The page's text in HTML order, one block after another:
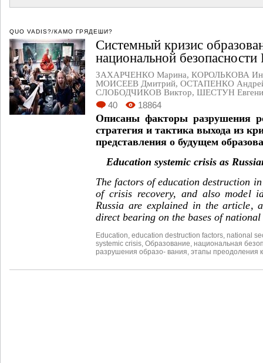
QUO VADIS?/КАМО ГРЯДЕШИ?
Системный кризис
национальной безопасности
ЗАХАРЧЕНКО Марина, КОРОЛЬКОВА
МОИСЕЕВ Дмитрий, ОСТАПЕНКО
СЛОБОДЧИКОВ Виктор, ШЕСТУН
40 18864
Описаны факторы разрушения
стратегия и тактика выхода из
представления о будущем
Education systemic crisis as
The factors of education destruction
of crisis recovery, and also model
Russia are explained in the article,
direct bearing on the bases of
Education education destruction factors national
systemic crisis Образование национальная
разрушения образо- вания этапы преодоления